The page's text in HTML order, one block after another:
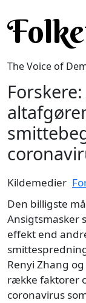
The Voice of
Kildemedier
Den billigste
Ansigtsmasker
effekt end
Renyi Zhang
række faktorer
coronavirus